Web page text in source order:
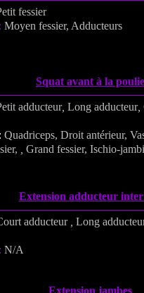
fessier
Moyen fessier, Adducteurs
Squat avant à la poulie
adducteur, Long adducteur,
Quadriceps, Droit antérieur,
Grand fessier, Ischio-
Extension adducteur
adducteur
Long
N/A
Extension jambes